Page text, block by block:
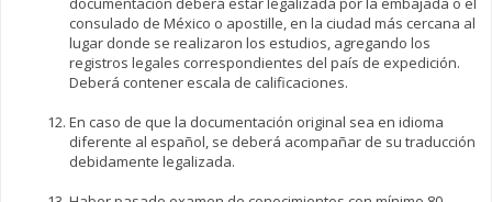
consulado de México o apostille, en la ciudad más cercana al
lugar donde se realizaron los estudios, agregando los
registros legales correspondientes del país de expedición.
Deberá contener escala de calificaciones.
En caso de que la documentación original sea en idioma
diferente al español, se deberá acompañar de su traducción
debidamente legalizada.